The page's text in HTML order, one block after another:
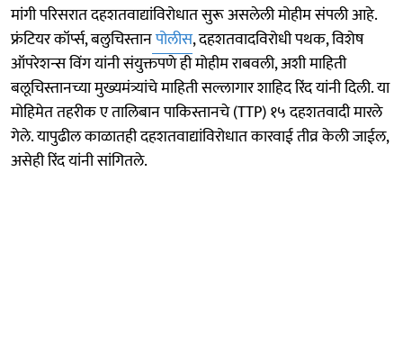
मांगी परिसरात दहशतवाद्यांविरोधात सुरू असलेली मोहीम संपली आहे.
फ्रंटियर कॉर्प्स, बलुचिस्तानपोलीस, दहशतवादविरोधी पथक, विशेष
ऑपरेशन्स विंग यांनी संयुक्तपणे ही मोहीम राबवली, अशी माहिती
बलूचिस्तानच्या मुख्यमंत्र्यांचे माहिती सल्लागार शाहिद रिंद यांनी दिली. या
मोहिमेत तहरीक ए तालिबान पाकिस्तानचे (TTP) १५ दहशतवादी मारले
गेले. यापुढील काळातही दहशतवाद्यांविरोधात कारवाई तीव्र केली जाईल,
असेही रिंद यांनी सांगितले.